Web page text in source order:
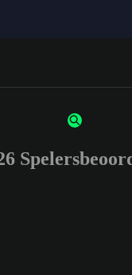
or numbers